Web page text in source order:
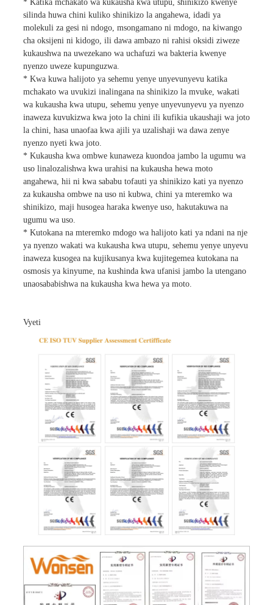
* Katika mchakato wa kukausha kwa utupu, shinikizo kwenye
silinda huwa chini kuliko shinikizo la angahewa, idadi ya
molekuli za gesi ni ndogo, msongamano ni mdogo, na kiwango
cha oksijeni ni kidogo, ili dawa ambazo ni rahisi oksidi ziweze
kukaushwa na uwezekano wa uchafuzi wa bakteria kwenye
nyenzo uweze kupunguzwa.
* Kwa kuwa halijoto ya sehemu yenye unyevunyevu katika
mchakato wa uvukizi inalingana na shinikizo la mvuke, wakati
wa kukausha kwa utupu, sehemu yenye unyevunyevu ya nyenzo
inaweza kuvukizwa kwa joto la chini ili kufikia ukaushaji wa joto
la chini, hasa unaofaa kwa ajili ya uzalishaji wa dawa zenye
nyenzo nyeti kwa joto.
* Kukausha kwa ombwe kunaweza kuondoa jambo la ugumu wa
uso linalozalishwa kwa urahisi na kukausha hewa moto
angahewa, hii ni kwa sababu tofauti ya shinikizo kati ya nyenzo
za kukausha ombwe na uso ni kubwa, chini ya mteremko wa
shinikizo, maji husogea haraka kwenye uso, hakutakuwa na
ugumu wa uso.
* Kutokana na mteremko mdogo wa halijoto kati ya ndani na nje
ya nyenzo wakati wa kukausha kwa utupu, sehemu yenye unyevu
inaweza kusogea na kujikusanya kwa kujitegemea kutokana na
osmosis ya kinyume, na kushinda kwa ufanisi jambo la utengano
unaosababishwa na kukausha kwa hewa ya moto.
Vyeti